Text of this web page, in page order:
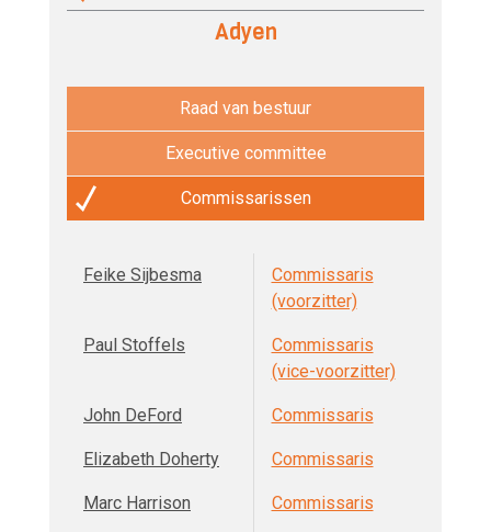
Adyen
Raad van bestuur
Executive committee
Commissarissen
Feike Sijbesma
Commissaris
(voorzitter)
Paul Stoffels
Commissaris
(vice-voorzitter)
John DeFord Commissaris
Elizabeth Doherty Commissaris
Marc Harrison Commissaris